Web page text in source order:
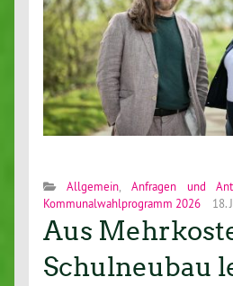
Allgemein, Anfragen und
Kommunalwahlprogramm 2026
18.
Aus
Schulneubau